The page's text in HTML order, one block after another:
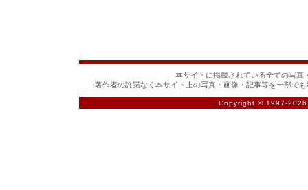
本サイトに掲載されている全ての写真
著作者の許諾なく本サイト上の写真・画像・記事等を一部で
Copyright © 1997-